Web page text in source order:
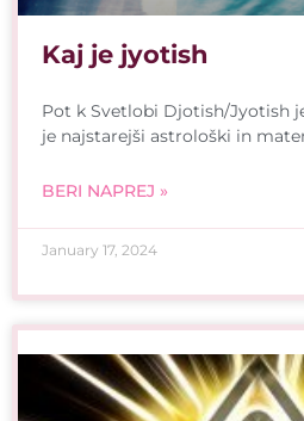
Kaj je jyotish
Pot k Svetlobi Djotish/Jyotish
je najstarejši astrološki in
BERI NAPREJ »
January 17, 2024